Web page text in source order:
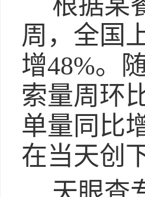
周，全国
增48%。
索量周环
单量同比
在当天创